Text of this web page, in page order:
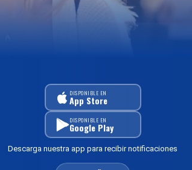
DISPONIBLE EN
App Store
DISPONIBLE EN
Google Play
Descarga nuestra app para recibir notificaciones